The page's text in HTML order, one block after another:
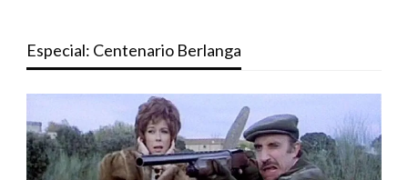
Especial: Centenario Berlanga